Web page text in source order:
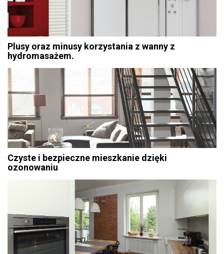
Plusy oraz minusy korzystania z wanny z
hydromasażem.
Czyste i bezpieczne mieszkanie dzięki
ozonowaniu